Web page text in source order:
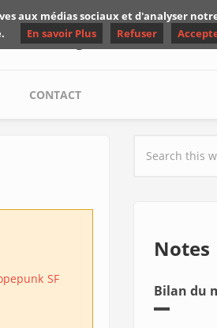
Yuyine
CONTACT
SF
Search form
Notes
Bilan du
aux médias sociaux et d'analyser
En savoir Plus Refuser